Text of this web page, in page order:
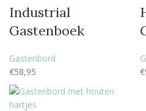
Industrial
Gastenboek
Gastenbord
€58,95
€